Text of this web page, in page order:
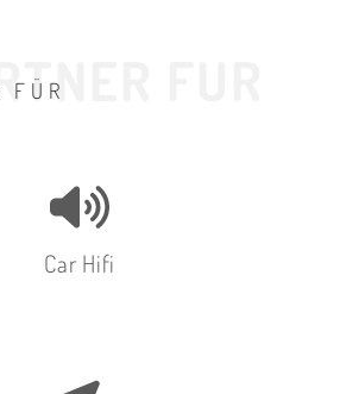
FÜR
Car Hifi